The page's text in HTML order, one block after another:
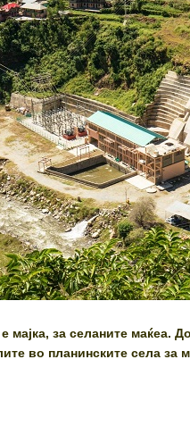
мајка, за селаните маќеа.
во планинските села за